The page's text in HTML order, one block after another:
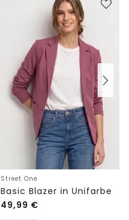
Street One
Basic Blazer in Unifarbe
49,99 €